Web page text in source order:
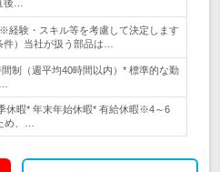
後…
経験・スキル等を考慮して決定します
）当社が扱う部品は…
制（週平均40時間以内）* 標準的な勤
休暇* 年末年始休暇* 有給休暇※4～6
め、…